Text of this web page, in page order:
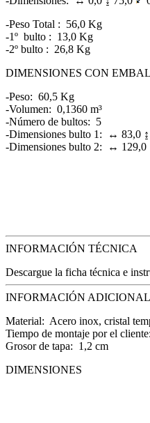
-Peso Total : 56,0 Kg
-1º bulto : 13,0 Kg
-2º bulto : 26,8 Kg
DIMENSIONES CON
-Peso: 60,5 Kg
-Volumen: 0,1360 m³
-Número de bultos: 5
-Dimensiones bulto 1: ↔ 83,0
-Dimensiones bulto 2: ↔ 129,0
INFORMACIÓN TÉCNICA
Descargue la ficha técnica e
INFORMACIÓN ADICIONAL
Material: Acero inox, cristal
Tiempo de montaje por el
Grosor de tapa: 1,2 cm
DIMENSIONES